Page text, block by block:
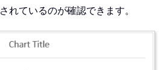
れているのが確認できます。